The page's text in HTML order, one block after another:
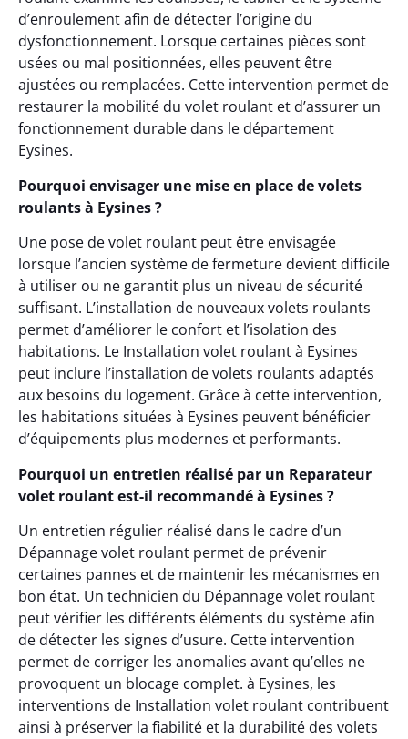
d’enroulement afin de détecter l’origine du
dysfonctionnement. Lorsque certaines pièces sont
usées ou mal positionnées, elles peuvent être
ajustées ou remplacées. Cette intervention permet de
restaurer la mobilité du volet roulant et d’assurer un
fonctionnement durable dans le département
Eysines.
Pourquoi envisager une mise en place de volets
roulants à Eysines ?
Une pose de volet roulant peut être envisagée
lorsque l’ancien système de fermeture devient difficile
à utiliser ou ne garantit plus un niveau de sécurité
suffisant. L’installation de nouveaux volets roulants
permet d’améliorer le confort et l’isolation des
habitations. Le Installation volet roulant à Eysines
peut inclure l’installation de volets roulants adaptés
aux besoins du logement. Grâce à cette intervention,
les habitations situées à Eysines peuvent bénéficier
d’équipements plus modernes et performants.
Pourquoi un entretien réalisé par un Reparateur
volet roulant est-il recommandé à Eysines ?
Un entretien régulier réalisé dans le cadre d’un
Dépannage volet roulant permet de prévenir
certaines pannes et de maintenir les mécanismes en
bon état. Un technicien du Dépannage volet roulant
peut vérifier les différents éléments du système afin
de détecter les signes d’usure. Cette intervention
permet de corriger les anomalies avant qu’elles ne
provoquent un blocage complet. à Eysines, les
interventions de Installation volet roulant contribuent
ainsi à préserver la fiabilité et la durabilité des volets